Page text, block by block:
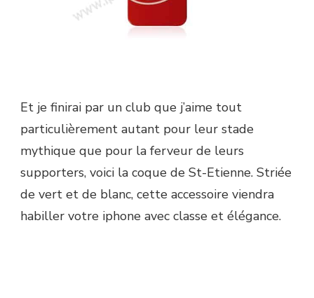
Et je finirai par un club que j’aime tout
particulièrement autant pour leur stade
mythique que pour la ferveur de leurs
supporters, voici la coque de St-Etienne. Striée
de vert et de blanc, cette accessoire viendra
habiller votre iphone avec classe et élégance.